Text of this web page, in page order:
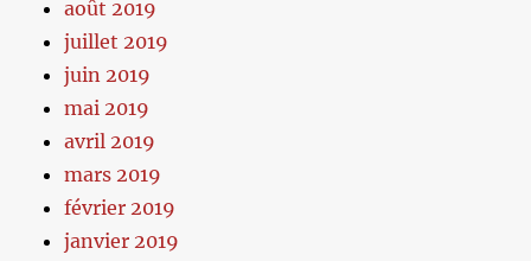
août 2019
juillet 2019
juin 2019
mai 2019
avril 2019
mars 2019
février 2019
janvier 2019